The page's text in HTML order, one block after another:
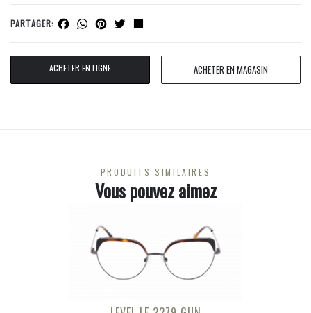
PARTAGER: Facebook
WhatsApp
Pinterest
Twitter
ACHETER EN LIGNE ACHETER EN MAGASIN
PRODUITS SIMILAIRES
Vous pouvez aimez